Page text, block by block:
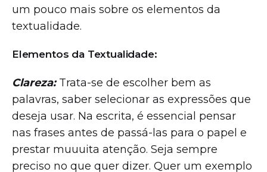
um pouco mais sobre os elementos da
textualidade.
Elementos da Textualidade:
Clareza:Trata-se de escolher bem as
palavras, saber selecionar as expressões que
deseja usar. Na escrita, é essencial pensar
nas frases antes de passá-las para o papel e
prestar muuuita atenção. Seja sempre
preciso no que quer dizer. Quer um exemplo